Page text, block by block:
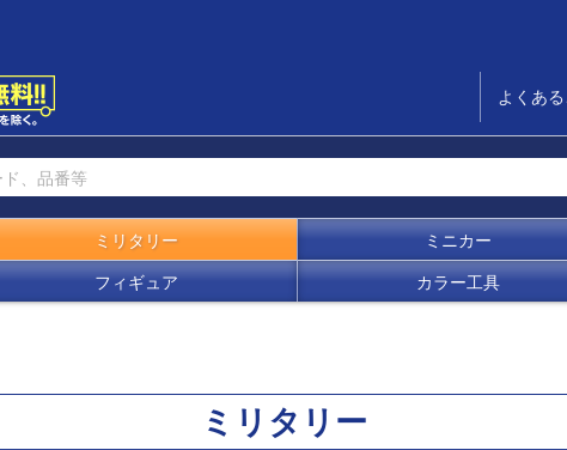
よくあ
ミリタリー ミニカー
フィギュア カラー工具
ミリタリー